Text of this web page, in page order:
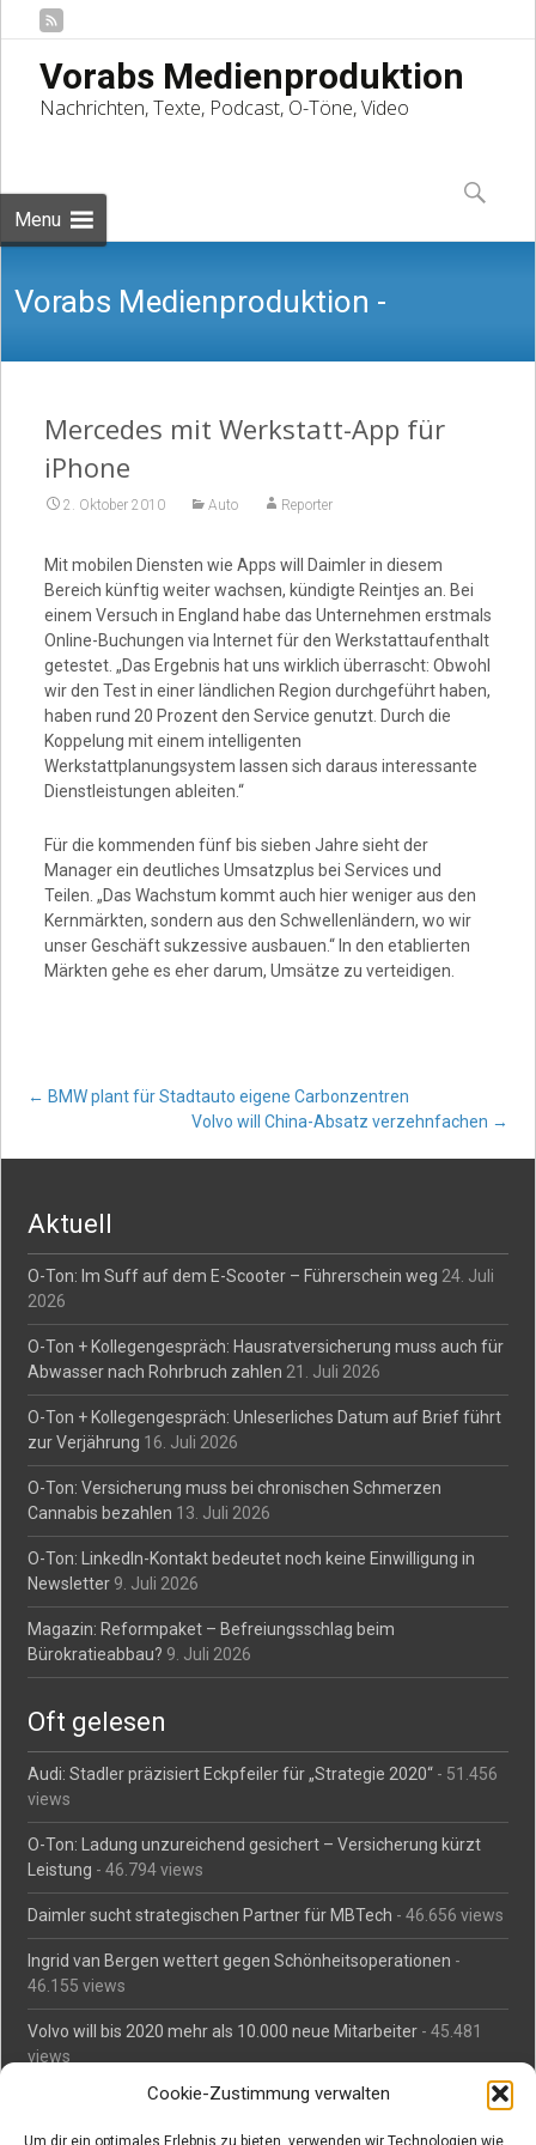
Cookie-Zustimmung verwalten
Um dir ein optimales Erlebnis zu bieten, verwenden wir Technologien wie
Vorabs Medienproduktion
Nachrichten, Texte, Podcast, O-Töne, Video
Menu
to
content
Suchen
nach:
Vorabs Medienproduktion -
Nachrichten, Texte, Podcast, O-Töne,
Mercedes mit Werkstatt-App für
iPhone
2. Oktober 2010 Auto Reporter
Mit mobilen Diensten wie Apps will Daimler in diesem
Bereich künftig weiter wachsen, kündigte Reintjes an. Bei
einem Versuch in England habe das Unternehmen erstmals
Online-Buchungen via Internet für den Werkstattaufenthalt
getestet. „Das Ergebnis hat uns wirklich überrascht: Obwohl
wir den Test in einer ländlichen Region durchgeführt haben,
haben rund 20 Prozent den Service genutzt. Durch die
Koppelung mit einem intelligenten
Werkstattplanungsystem lassen sich daraus interessante
Dienstleistungen ableiten.“
Für die kommenden fünf bis sieben Jahre sieht der
Manager ein deutliches Umsatzplus bei Services und
Teilen. „Das Wachstum kommt auch hier weniger aus den
Kernmärkten, sondern aus den Schwellenländern, wo wir
unser Geschäft sukzessive ausbauen.“ In den etablierten
Märkten gehe es eher darum, Umsätze zu verteidigen.
Post
← BMW plant für Stadtauto eigene Carbonzentren
Volvo will China-Absatz verzehnfachen →
Aktuell
O-Ton: Im Suff auf dem E-Scooter – Führerschein weg 24. Juli
2026
O-Ton + Kollegengespräch: Hausratversicherung muss auch für
Abwasser nach Rohrbruch zahlen 21. Juli 2026
O-Ton + Kollegengespräch: Unleserliches Datum auf Brief führt
zur Verjährung 16. Juli 2026
O-Ton: Versicherung muss bei chronischen Schmerzen
Cannabis bezahlen 13. Juli 2026
O-Ton: LinkedIn-Kontakt bedeutet noch keine Einwilligung in
Newsletter 9. Juli 2026
Magazin: Reformpaket – Befreiungsschlag beim
Bürokratieabbau? 9. Juli 2026
Oft gelesen
Audi: Stadler präzisiert Eckpfeiler für „Strategie 2020“ - 51.456
views
O-Ton: Ladung unzureichend gesichert – Versicherung kürzt
Leistung - 46.794 views
Daimler sucht strategischen Partner für MBTech - 46.656 views
Ingrid van Bergen wettert gegen Schönheitsoperationen -
46.155 views
Volvo will bis 2020 mehr als 10.000 neue Mitarbeiter - 45.481
views
Mäßiges Interesse an Daimlers MBtech- 44.711 views